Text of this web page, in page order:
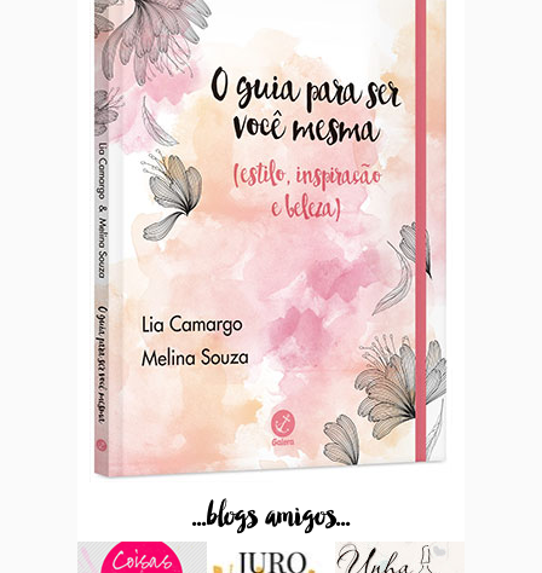
...blogs amigos...